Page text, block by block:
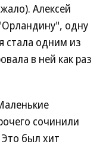
Алексей
одну
стала одним из
в ней как раз
сочинили
был хит